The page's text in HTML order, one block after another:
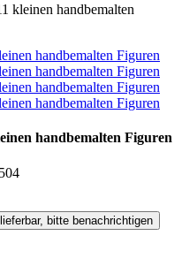
kleinen handbemalten
handbemalten Figuren
bitte benachrichtigen